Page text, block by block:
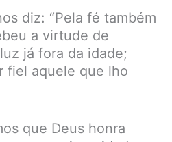
diz: “Pela fé também
a virtude de
já fora da idade;
fiel aquele que lho
que Deus honra